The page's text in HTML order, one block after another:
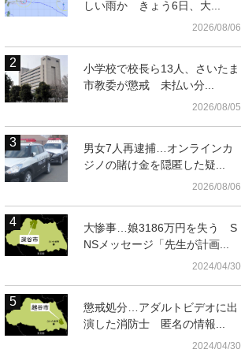
しい雨か きょう6日、大...
2026/08/06
小学校で校長ら13人、さいたま
市教委が懲戒 未払い分...
2026/08/05
男女7人再逮捕…オンラインカ
ジノの賭け金を隠匿した疑...
2026/08/06
大惨事…娘3186万円を失う S
NSメッセージ「先生が計画...
2024/04/30
懲戒処分…アダルトビデオに出
演した消防士 匿名の情報...
2024/04/30